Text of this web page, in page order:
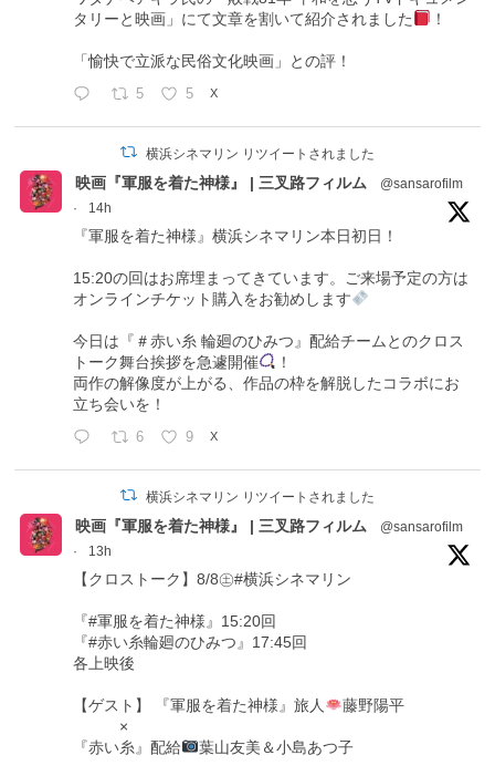
タリーと映画」にて文章を割いて紹介されました
！
「愉快で立派な民俗文化映画」との評！
5 5 X
横浜シネマリン リツイートされました
映画『軍服を着た神様』 | 三叉路フィルム
@sansarofilm
·
14h
『軍服を着た神様』横浜シネマリン本日初日！
15:20の回はお席埋まってきています。ご来場予定の方は
オンラインチケット購入をお勧めします
今日は『＃赤い糸 輪廻のひみつ』配給チームとのクロス
トーク舞台挨拶を急遽開催
！
両作の解像度が上がる、作品の枠を解脱したコラボにお
立ち会いを！
6 9 X
横浜シネマリン リツイートされました
映画『軍服を着た神様』 | 三叉路フィルム
@sansarofilm
·
13h
【クロストーク】8/8㊏#横浜シネマリン
『#軍服を着た神様』15:20回
『#赤い糸輪廻のひみつ』17:45回
各上映後
【ゲスト】 『軍服を着た神様』旅人
藤野陽平
×
『赤い糸』配給
葉山友美＆小島あつ子